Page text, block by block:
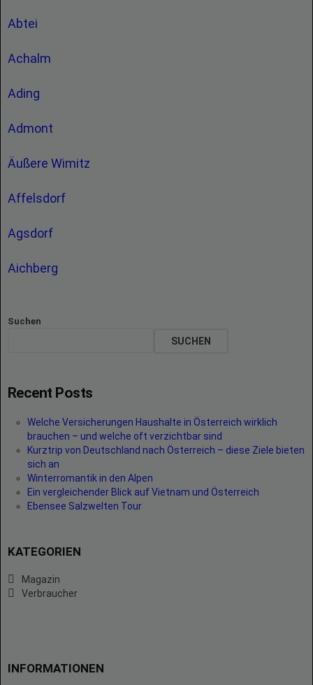
Abtei
Achalm
Ading
Admont
Äußere Wimitz
Affelsdorf
Agsdorf
Aichberg
Suchen
SUCHEN
Recent Posts
Welche Versicherungen Haushalte in Österreich wirklich
brauchen – und welche oft verzichtbar sind
Kurztrip von Deutschland nach Österreich – diese Ziele bieten
sich an
Winterromantik in den Alpen
Ein vergleichender Blick auf Vietnam und Österreich
Ebensee Salzwelten Tour
KATEGORIEN
Magazin
Verbraucher
INFORMATIONEN